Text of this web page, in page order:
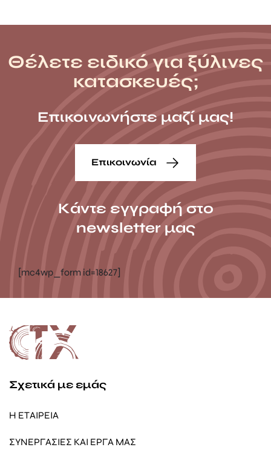
Θέλετε ειδικό για ξύλινες
κατασκευές;
Επικοινωνήστε μαζί μας!
Επικοινωνία
Κάντε εγγραφή στο
newsletter μας
[mc4wp_form id=18627]
Σχετικά με εμάς
Η ΕΤΑΙΡΕΙΑ
ΣΥΝΕΡΓΑΣΙΕΣ ΚΑΙ ΕΡΓΑ ΜΑΣ